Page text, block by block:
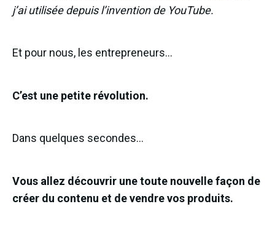
j’ai utilisée depuis l’invention de YouTube.
Et pour nous, les entrepreneurs…
C’est une petite révolution.
Dans quelques secondes…
Vous allez découvrir une toute nouvelle façon de
créer du contenu et de vendre vos produits.